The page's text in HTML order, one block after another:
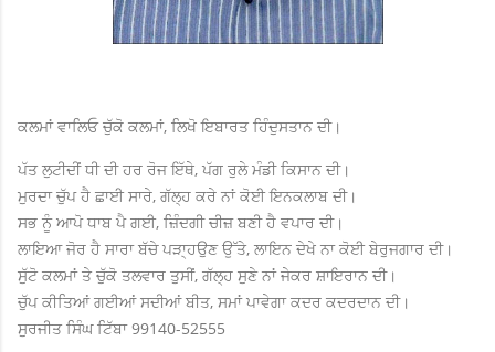
ਕਲਮਾਂ ਵਾਲਿਓ ਚੁੱਕੋ ਕਲਮਾਂ, ਲਿਖੋ ਇਬਾਰਤ ਹਿੰਦੁਸਤਾਨ ਦੀ।
ਪੱਤ ਲੁਟੀਦੀਂ ਧੀ ਦੀ ਹਰ ਰੋਜ ਇੱਥੇ, ਪੱਗ ਰੁਲੇ ਮੰਡੀ ਕਿਸਾਨ ਦੀ।
ਮੁਰਦਾ ਚੁੱਪ ਹੈ ਛਾਈ ਸਾਰੇ, ਗੱਲ੍ਹ ਕਰੇ ਨਾਂ ਕੋਈ ਇਨਕਲਾਬ ਦੀ।
ਸਭ ਨੂੰ ਆਪੋ ਧਾਬ ਪੈ ਗਈ, ਜ਼ਿੰਦਗੀ ਚੀਜ਼ ਬਣੀ ਹੈ ਵਪਾਰ ਦੀ।
ਲਾਇਆ ਜੋਰ ਹੈ ਸਾਰਾ ਬੱਚੇ ਪੜਾ੍ਹਉਣ ਉੱਤੇ, ਲਾਇਨ ਦੇਖੇ ਨਾ ਕੋਈ ਬੇਰੁਜਗਾਰ ਦੀ।
ਸੁੱਟੋ ਕਲਮਾਂ ਤੇ ਚੁੱਕੋ ਤਲਵਾਰ ਤੁਸੀਂ, ਗੱਲ੍ਹ ਸੁਣੇ ਨਾਂ ਜੇਕਰ ਸ਼ਾਇਰਾਨ ਦੀ।
ਚੁੱਪ ਕੀਤਿਆਂ ਗਈਆਂ ਸਦੀਆਂ ਬੀਤ, ਸਮਾਂ ਪਾਵੇਗਾ ਕਦਰ ਕਦਰਦਾਨ ਦੀ।
ਸੁਰਜੀਤ ਸਿੰਘ ਟਿੱਬਾ 99140-52555